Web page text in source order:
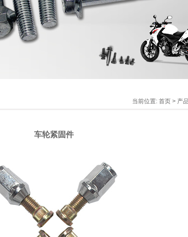
当前位置: 首页 > 产
车轮紧固件